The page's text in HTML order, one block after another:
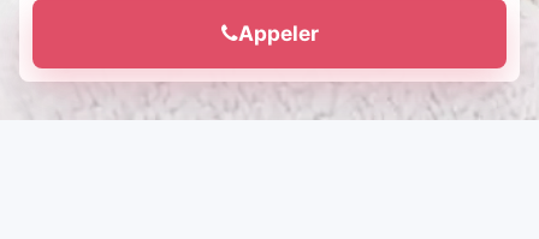
Appeler